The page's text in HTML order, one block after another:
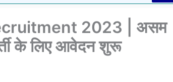
2023 | असम
के लिए आवेदन शुरू